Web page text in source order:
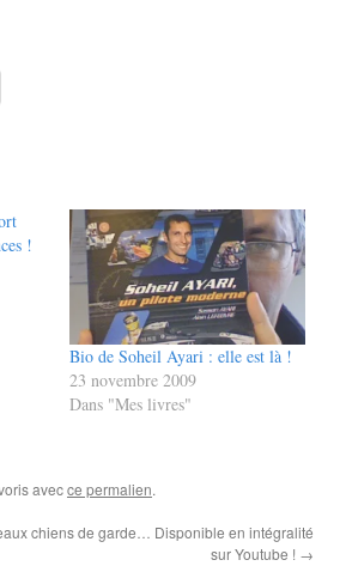
!
Bio de Soheil Ayari : elle est là !
23 novembre 2009
Dans "Mes livres"
avecce permalien.
chiens de garde… Disponible en intégralité
sur Youtube ! →